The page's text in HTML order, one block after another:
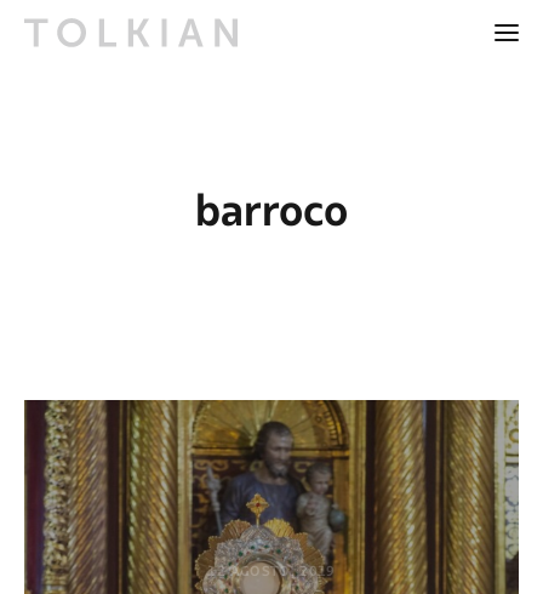
barroco
12 AGOSTO, 2019